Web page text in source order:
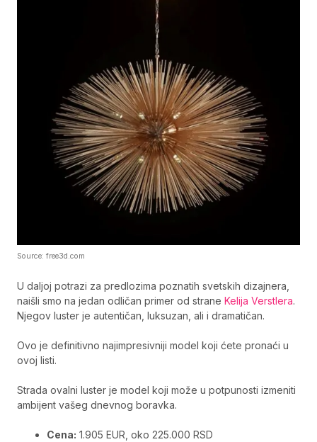
Source: free3d.com
U daljoj potrazi za predlozima poznatih svetskih dizajnera,
naišli smo na jedan odličan primer od strane Kelija Verstlera.
Njegov luster je autentičan, luksuzan, ali i dramatičan.
Ovo je definitivno najimpresivniji model koji ćete pronaći u
ovoj listi.
Strada ovalni luster je model koji može u potpunosti izmeniti
ambijent vašeg dnevnog boravka.
Cena: 1.905 EUR, oko 225.000 RSD